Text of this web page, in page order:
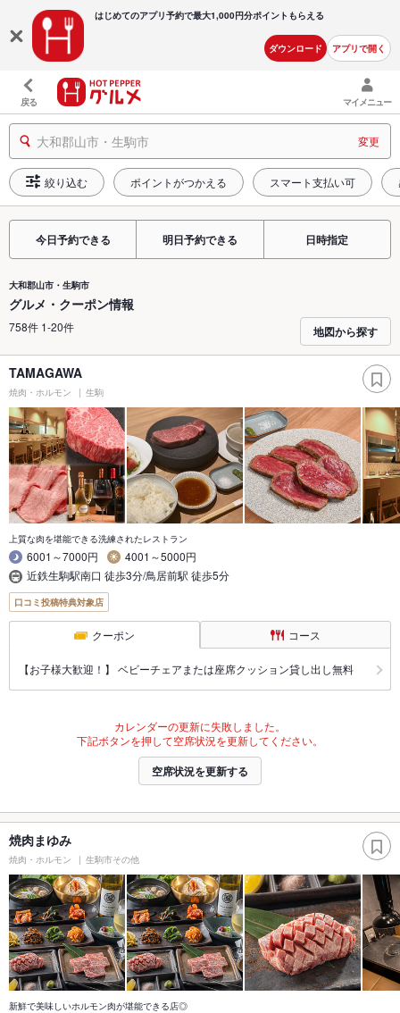
はじめてのアプリ予約で最大1,000円分ポイントもらえる
ダウンロード アプリで開く
戻る マイメニュー
大和郡山市・生駒市 変更
絞り込む ポイントがつかえる スマート支払い可
今日予約できる 明日予約できる 日時指定
大和郡山市・生駒市
グルメ・クーポン情報
758件 1-20件 地図から探す
TAMAGAWA
焼肉・ホルモン 生駒
上質な肉を堪能できる洗練されたレストラン
6001～7000円
4001～5000円
近鉄生駒駅南口 徒歩3分/鳥居前駅 徒歩5分
口コミ投稿特典対象店
クーポン コース
【お子様大歓迎！】 ベビーチェアまたは座席クッション貸し出し無料
カレンダーの更新に失敗しました。
下記ボタンを押して空席状況を更新してください。
空席状況を更新する
焼肉まゆみ
焼肉・ホルモン 生駒市その他
新鮮で美味しいホルモン肉が堪能できる店◎